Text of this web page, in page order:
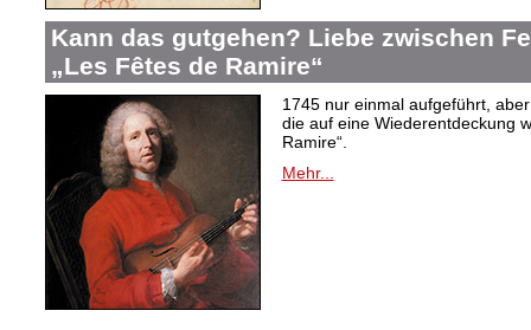
Kann das gutgehen? Liebe zwischen
„Les Fêtes de Ramire“
1745 nur einmal aufgeführt,
die auf eine Wiederentdeckung
Ramire“.
Mehr...